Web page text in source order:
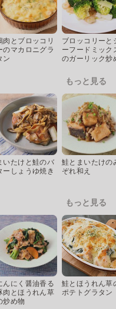
肉とブロッコリ
のマカロニグラ
ン
ブロッコリーと
ーフードミック
のガーリック炒
もっと見る
いたけと鮭のバ
ーしょうゆ焼き
鮭とまいたけの
ぞれ和え
もっと見る
んにく醤油香る
肉とほうれん草
炒め物
鮭とほうれん草
ポテトグラタン